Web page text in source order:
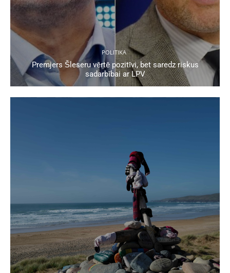
POLITIKA
Premjers Šleseru vērtē pozitīvi, bet saredz riskus
sadarbībai ar LPV